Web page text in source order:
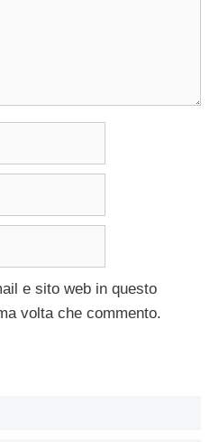
e sito web in questo
volta che commento.